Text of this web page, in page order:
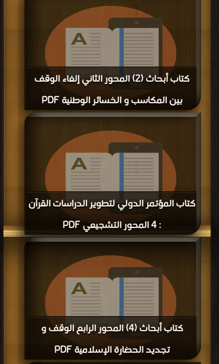
أفضل كتب في مجانا
كتاب أبحاث (2) المحور الثاني إلغاء الوقف
بين المكاسب و الخسائر الوطنية PDF
قراءة و تحميل كتاب كتاب أبحاث (2) المحور الثاني إلغاء الوقف بين المكاسب و
أفضل كتب في مجانا
كتاب المؤتمر الدولي لتطوير الدراسات القرآن
: 4 المحور التشجيعي PDF
قراءة و تحميل كتاب كتاب المؤتمر الدولي لتطوير الدراسات القرآن : 4 المحور
أفضل كتب في تحميل
كتاب أبحاث (4) المحور الرابع الوقف و
تجديد الحضارة الإسلامية PDF